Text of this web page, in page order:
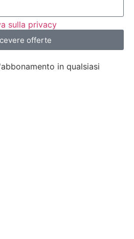
sulla privacy
offerte
in qualsiasi